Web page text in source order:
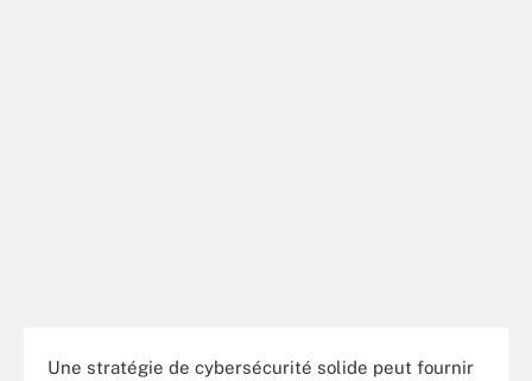
Une stratégie de cybersécurité solide peut fournir